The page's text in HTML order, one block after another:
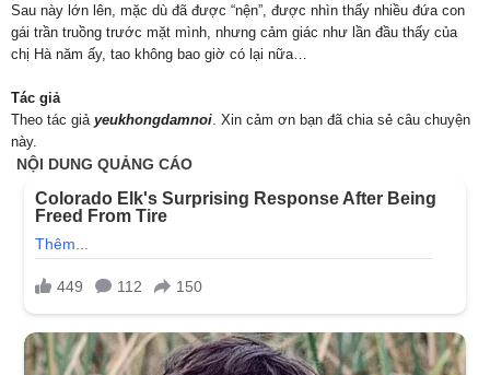
Sau này lớn lên, mặc dù đã được “nện”, được nhìn thấy nhiều đứa con
gái trần truồng trước mặt mình, nhưng cảm giác như lần đầu thấy của
chị Hà năm ấy, tao không bao giờ có lại nữa…
Tác giả
Theo tác giả yeukhongdamnoi . Xin cảm ơn bạn đã chia sẻ câu chuyện
này.